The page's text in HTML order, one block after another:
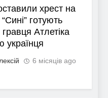
хрест на
готують
Атлетіка
українця
6 місяців ago